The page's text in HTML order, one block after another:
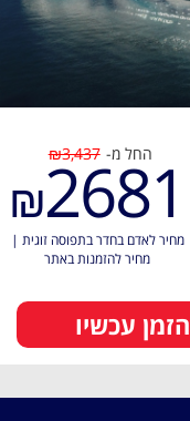
החל מ- ₪3,437
₪2681
מחיר לאדם בחדר בתפוסה זוגית |
מחיר להזמנות באתר
הזמן עכשיו